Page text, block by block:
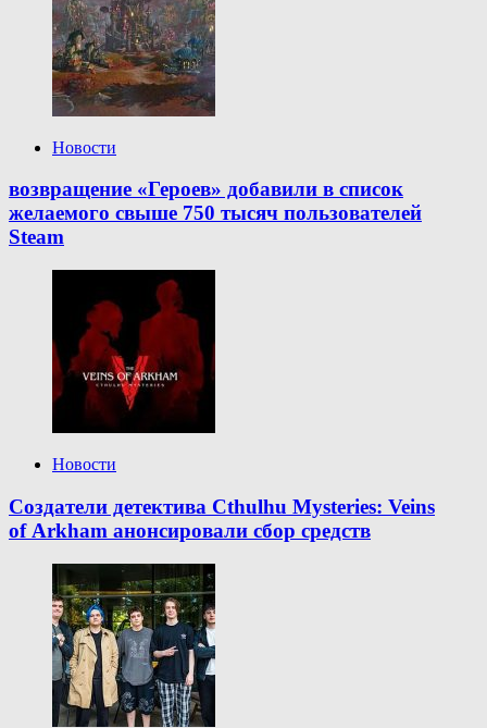
Новости
возвращение «Героев» добавили в список
желаемого свыше 750 тысяч пользователей
Steam
Новости
Создатели детектива Cthulhu Mysteries: Veins
of Arkham анонсировали сбор средств